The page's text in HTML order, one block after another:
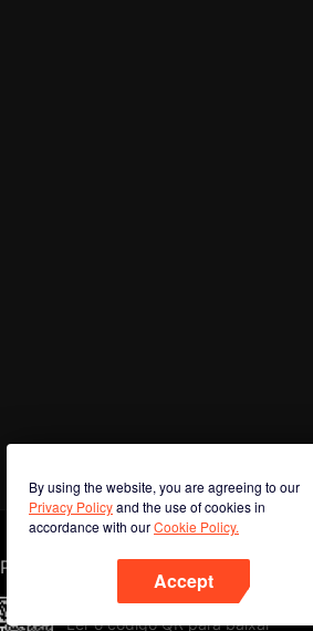
By using the website, you are agreeing to our
Privacy Policyand the use of cookies in
accordance with ourCookie Policy.
Accept
Phone
Ler o código QR para baixar